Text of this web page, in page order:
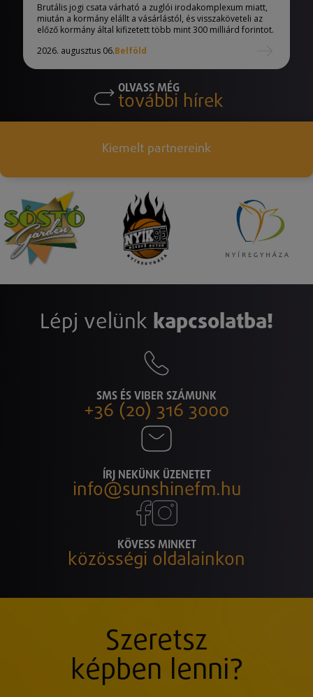
Brutális jogi csata várható a zuglói irodakomplexum miatt,
miután a kormány elállt a vásárlástól, és visszaköveteli az
előző kormány által kifizetett több mint 300 milliárd forintot.
2026. augusztus 06.Belföld
OLVASS MÉG
további hírek
Kiemelt partnereink
Lépj velünk kapcsolatba!
SMS ÉS VIBER SZÁMUNK
+36 (20) 316 3000
ÍRJ NEKÜNK ÜZENETET
info@sunshinefm.hu
KÖVESS MINKET
közösségi oldalainkon
Szeretsz
képben lenni?